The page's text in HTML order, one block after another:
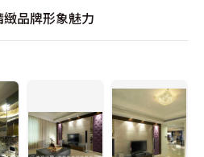
品牌形象魅力